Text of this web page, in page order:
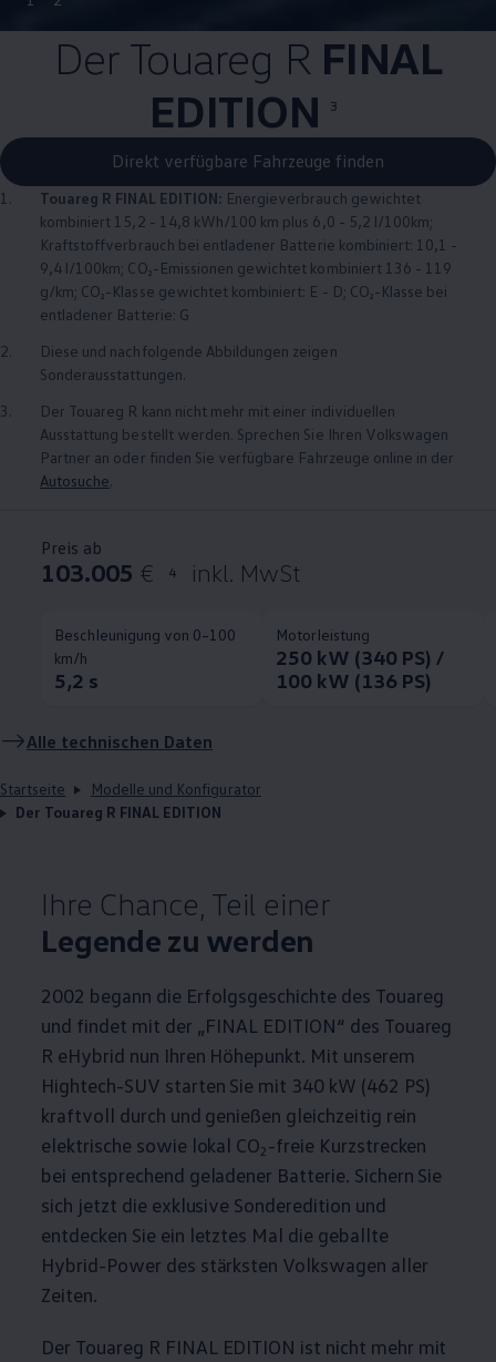
Der Touareg R FINAL
EDITION
3
Direkt verfügbare Fahrzeuge finden
1. Touareg R FINAL EDITION: Energieverbrauch gewichtet
kombiniert 15,2 - 14,8 kWh/100 km plus 6,0 - 5,2 l/100km;
Kraftstoffverbrauch bei entladener Batterie kombiniert: 10,1 -
9,4 l/100km; CO₂-Emissionen gewichtet kombiniert 136 - 119
g/km; CO₂-Klasse gewichtet kombiniert: E - D; CO₂-Klasse bei
entladener Batterie: G
2.
Diese und nachfolgende Abbildungen zeigen
Sonderausstattungen.
3.
Der Touareg R kann nicht mehr mit einer individuellen
Ausstattung bestellt werden. Sprechen Sie Ihren Volkswagen
Partner an oder finden Sie verfügbare Fahrzeuge online in der
Autosuche
Preis ab
103.005 € 4 inkl. MwSt
Beschleunigung von 0–100
km/h
5,2 s
Motorleistung
250 kW (340 PS) /
100 kW (136 PS)
Alle technischen Daten
Startseite
Modelle und Konfigurator
Der Touareg R FINAL EDITION
Ihre Chance, Teil einer
Legende zu werden
2002 begann die Erfolgsgeschichte des Touareg
und findet mit der „FINAL EDITION“ des Touareg
R eHybrid nun Ihren Höhepunkt. Mit unserem
Hightech-SUV starten Sie mit 340 kW (462 PS)
kraftvoll durch und genießen gleichzeitig rein
elektrische sowie lokal CO2 -freie Kurzstrecken
bei entsprechend geladener Batterie. Sichern Sie
sich jetzt die exklusive Sonderedition und
entdecken Sie ein letztes Mal die geballte
Hybrid-Power des stärksten Volkswagen aller
Zeiten.
Der Touareg R FINAL EDITION ist nicht mehr mit